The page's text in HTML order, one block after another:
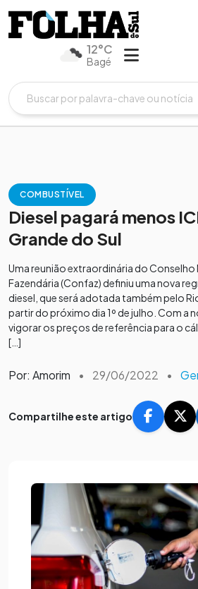
12°C
Bagé
COMBUSTÍVEL
Diesel pagará menos
Grande do Sul
Uma reunião extraordinária do Conselho
Fazendária (Confaz) definiu uma nova
diesel, que será adotada também pelo
partir do próximo dia 1º de julho. Com a
vigorar os preços de referência para o
[…]
Por: Amorim • 29/06/2022 •
Compartilhe este artigo